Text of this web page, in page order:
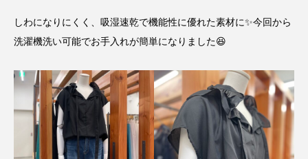
しわになりにくく、吸湿速乾で機能性に優れた素材に✨今回から
洗濯機洗い可能でお手入れが簡単になりました😆